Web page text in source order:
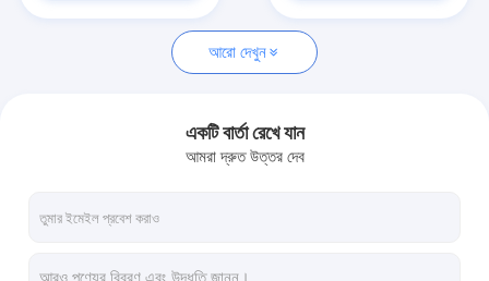
দ্রুত পালা PCB সমাবেশ
2 স্তর PCB
আরো দেখুন
একটি বার্তা রেখে যান
আমরা দ্রুত উত্তর দেব